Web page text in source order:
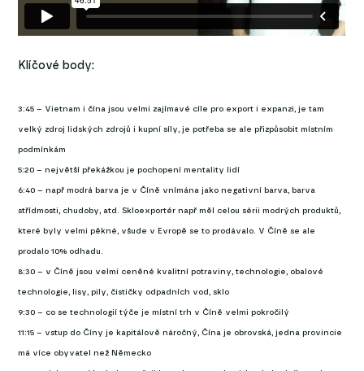
Klíčové body:
3:45 – Vietnam i čína jsou velmi zajímavé cíle pro export i expanzi, je tam
velký zdroj lidských zdrojů i kupní síly, je potřeba se ale přizpůsobit místním
podmínkám
5:20 – největší překážkou je pochopení mentality lidí
6:40 – např modrá barva je v Číně vnímána jako negativní barva, barva
střídmosti, chudoby, atd. Skloexportér např měl celou sérii modrých produktů,
které byly velmi pěkné, všude v Evropě se to prodávalo. V Číně se ale
prodalo 10% odhadu.
8:30 – v Číně jsou velmi ceněné kvalitní potraviny, technologie, obalové
technologie, lisy, pily, čističky odpadních vod, sklo
9:30 – co se technologií týče je místní trh v Číně velmi pokročilý
11:15 – vstup do Číny je kapitálově náročný, Čína je obrovská, jedna provincie
má více obyvatel než Německo